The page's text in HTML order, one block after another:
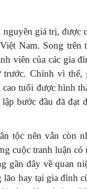
giá trị, được
Nam. Song
viên của các gia
Chính vì thế,
tuổi được hình
bước đầu đã đạt
tộc nên vẫn còn
cuộc tranh luận
gần đây về quan
hay tại gia đình